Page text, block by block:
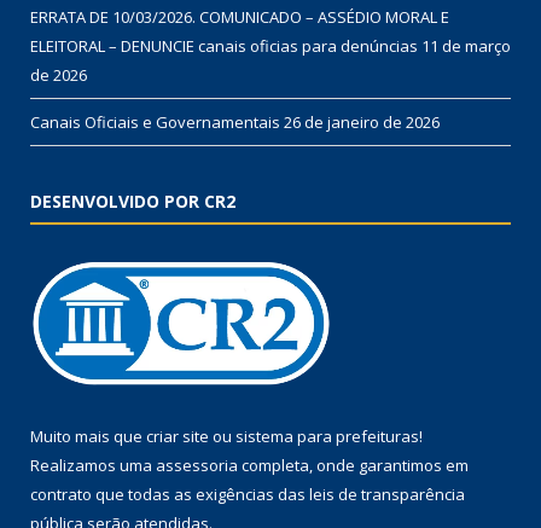
ERRATA DE 10/03/2026. COMUNICADO – ASSÉDIO MORAL E
ELEITORAL – DENUNCIE canais oficias para denúncias 11 de março
de 2026
Canais Oficiais e Governamentais 26 de janeiro de 2026
DESENVOLVIDO POR CR2
Muito mais que criar site ou sistema para prefeituras!
Realizamos uma assessoria completa, onde garantimos em
contrato que todas as exigências das leis de transparência
pública serão atendidas.